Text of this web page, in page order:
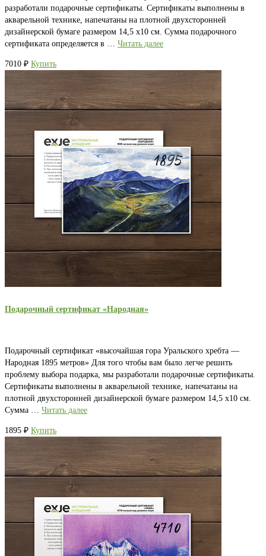
разработали подарочные сертификаты. Сертификаты выполнены в
акварельной технике, напечатаны на плотной двухсторонней
дизайнерской бумаге размером 14,5 х10 см. Сумма подарочного
сертификата определяется в … Читать далее
7010 ₽ Купить
Подарочный сертификат «Народная»
Подарочный сертификат «высочайшая гора Уральского хребта —
Народная 1895 метров» Для того чтобы вам было легче решить
проблему выбора подарка, мы разработали подарочные сертификаты.
Сертификаты выполнены в акварельной технике, напечатаны на
плотной двухсторонней дизайнерской бумаге размером 14,5 х10 см.
Сумма … Читать далее
1895 ₽ Купить